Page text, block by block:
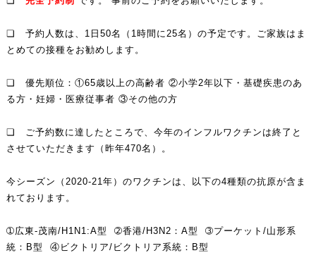
❏ 予約人数は、1日50名（1時間に25名）の予定です。ご家族はま
とめての接種をお勧めします。
❏ 優先順位：①65歳以上の高齢者 ②小学2年以下・基礎疾患のあ
る方・妊婦・医療従事者 ③その他の方
❏ ご予約数に達したところで、今年のインフルワクチンは終了と
させていただきます（昨年470名）。
今シーズン（2020-21年）のワクチンは、以下の4種類の抗原が含ま
れております。
➀広東-茂南/H1N1:A型 ➁香港/H3N2：A型 ➂プーケット/山形系
統：B型 ④ビクトリア/ビクトリア系統：B型